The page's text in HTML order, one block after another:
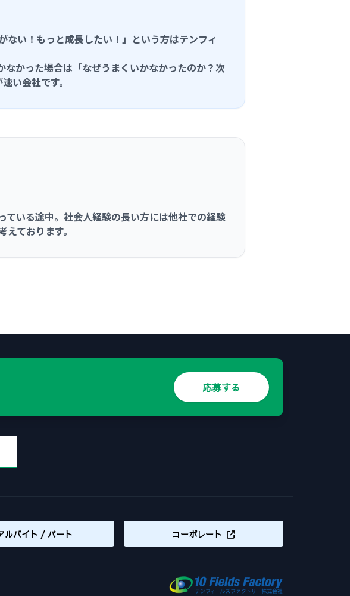
ない！もっと成長したい！」という方はテンフィ
かった場合は「なぜうまくいかなかったのか？次
い会社です。
いる途中。社会人経験の長い方には他社での経験
ております。
応募する
ルバイト / パート コーポレート